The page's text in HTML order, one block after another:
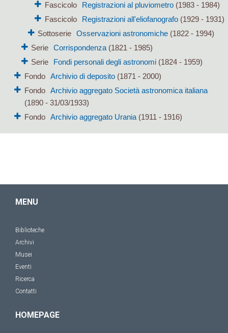
Fascicolo
Registrazioni al pluviometro(1983 - 1984)
Fascicolo
Registrazioni all'eliofanografo(1929 - 1931)
Sottoserie
Osservazioni astronomiche (1822 - 1994)
Serie Corrispondenza(1821 - 1985)
Serie
Fondi personali degli astronomi(1824 - 1959)
Fondo
Archivio di deposito(1871 - 2000)
Fondo
Archivio aggregato Società astronomica italiana
(1890 - 31/03/1933)
Fondo
Archivio aggregato Urania(1911 - 1916)
MENU
Biblioteche
Archivi
Musei
Eventi
Ricerca
Contatti
HOMEPAGE